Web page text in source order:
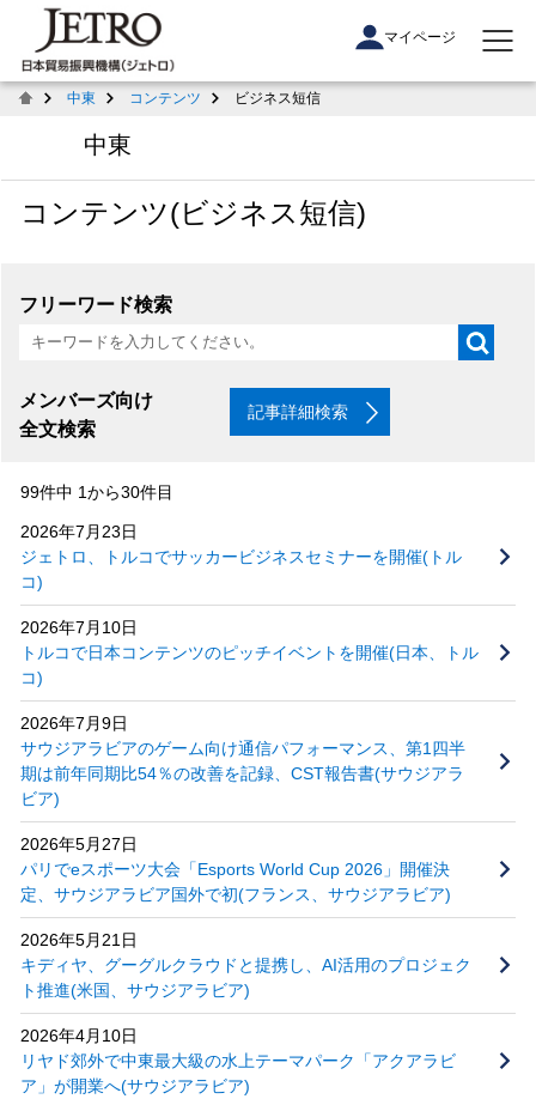
マイページ
中東 コンテンツ ビジネス短信
中東
コンテンツ(ビジネス短信)
フリーワード検索
メンバーズ向け
全文検索
記事詳細検索
99件中 1から30件目
2026年7月23日
ジェトロ、トルコでサッカービジネスセミナーを開催(トル
コ)
2026年7月10日
トルコで日本コンテンツのピッチイベントを開催(日本、トル
コ)
2026年7月9日
サウジアラビアのゲーム向け通信パフォーマンス、第1四半
期は前年同期比54％の改善を記録、CST報告書(サウジアラ
ビア)
2026年5月27日
パリでeスポーツ大会「Esports World Cup 2026」開催決
定、サウジアラビア国外で初(フランス、サウジアラビア)
2026年5月21日
キディヤ、グーグルクラウドと提携し、AI活用のプロジェク
ト推進(米国、サウジアラビア)
2026年4月10日
リヤド郊外で中東最大級の水上テーマパーク「アクアラビ
ア」が開業へ(サウジアラビア)